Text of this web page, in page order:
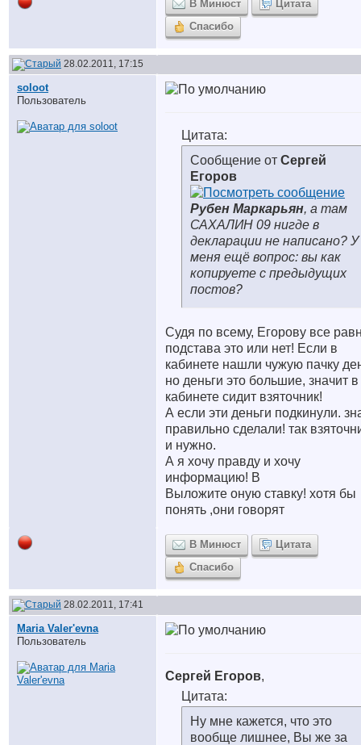
В Минюст
Цитата
Спасибо
28.02.2011, 17:15
soloot
Пользователь
Цитата:
Сообщение от Сергей
Егоров
Рубен Маркарьян, а там
САХАЛИН 09 нигде в
декларации не написано? У
меня ещё вопрос: вы как
копируете с предыдущих
постов?
Судя по всему, Егорову все
подстава это или нет! Если в
кабинете нашли чужую пачку
но деньги это большие, значит в
кабинете сидит взяточник!
А если эти деньги подкинули.
правильно сделали! так
и нужно.
А я хочу правду и хочу
информацию! В
Выложите оную ставку! хотя бы
понять ,они говорят
В Минюст
Цитата
Спасибо
28.02.2011, 17:41
Maria Valer'evna
Пользователь
Сергей Егоров,
Цитата:
Ну мне кажется, что это
вообще лишнее, Вы же за